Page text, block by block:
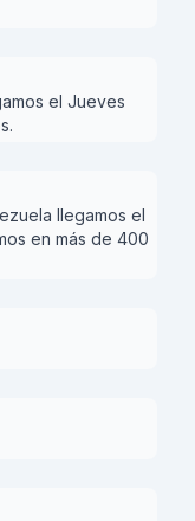
el Jueves
llegamos el
en más de 400